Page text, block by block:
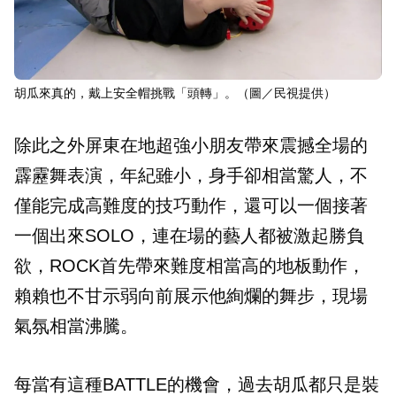
胡瓜來真的，戴上安全帽挑戰「頭轉」。（圖／民視提供）
除此之外屏東在地超強小朋友帶來震撼全場的
霹靂舞表演，年紀雖小，身手卻相當驚人，不
僅能完成高難度的技巧動作，還可以一個接著
一個出來SOLO，連在場的藝人都被激起勝負
欲，ROCK首先帶來難度相當高的地板動作，
賴賴也不甘示弱向前展示他絢爛的舞步，現場
氣氛相當沸騰。
每當有這種BATTLE的機會，過去胡瓜都只是裝